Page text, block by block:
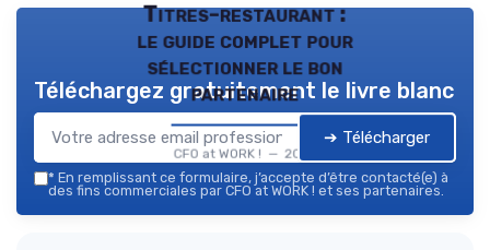
Titres-restaurant :
le guide complet pour
sélectionner le bon
partenaire
CFO at WORK ! — 2026
Téléchargez gratuitement le livre blanc
➔ Télécharger
* En remplissant ce formulaire, j’accepte d’être contacté(e) à
des fins commerciales par CFO at WORK ! et ses partenaires.